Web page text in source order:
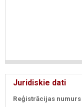
Juridiskie dati
Reģistrācijas numurs